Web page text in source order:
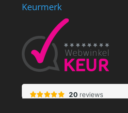
Keurmerk